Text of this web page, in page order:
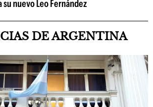
nuevo Leo Fernández
DE ARGENTINA